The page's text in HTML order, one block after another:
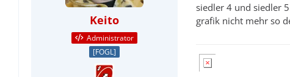
Keito
Administrator
[FOGL]
siedler 4 und siedler
grafik nicht mehr so